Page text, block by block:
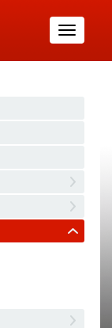
Toggle
navigation